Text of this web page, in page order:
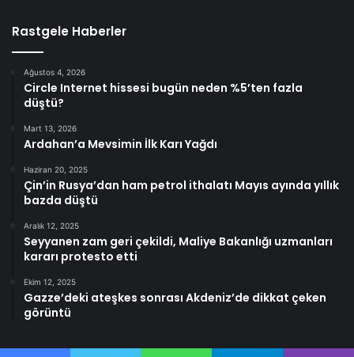
Rastgele Haberler
Ağustos 4, 2026
Circle Internet hissesi bugün neden %5’ten fazla
düştü?
Mart 13, 2026
Ardahan’a Mevsimin İlk Karı Yağdı
Haziran 20, 2025
Çin’in Rusya’dan ham petrol ithalatı Mayıs ayında yıllık
bazda düştü
Aralık 12, 2025
Seyyanen zam geri çekildi, Maliye Bakanlığı uzmanları
kararı protesto etti
Ekim 12, 2025
Gazze’deki ateşkes sonrası Akdeniz’de dikkat çeken
görüntü